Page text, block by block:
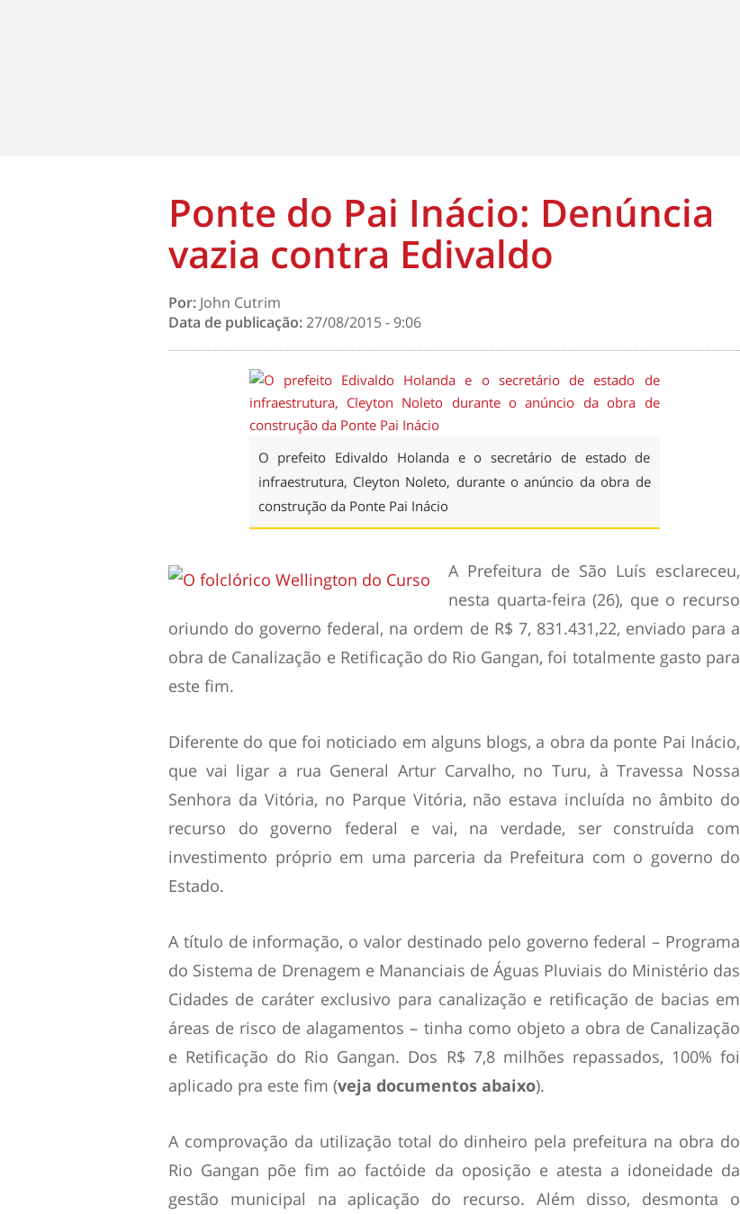
Ponte do Pai Inácio: Denúncia
vazia contra Edivaldo
Por: John Cutrim
Data de publicação:27/08/2015 - 9:06
O prefeito Edivaldo Holanda e o secretário de estado de
infraestrutura, Cleyton Noleto, durante o anúncio da obra de
construção da Ponte Pai Inácio
A Prefeitura de São Luís esclareceu,
nesta quarta-feira (26), que o recurso
oriundo do governo federal, na ordem de R$ 7, 831.431,22, enviado para a
obra de Canalização e Retificação do Rio Gangan, foi totalmente gasto para
este fim.
Diferente do que foi noticiado em alguns blogs, a obra da ponte Pai Inácio,
que vai ligar a rua General Artur Carvalho, no Turu, à Travessa Nossa
Senhora da Vitória, no Parque Vitória, não estava incluída no âmbito do
recurso do governo federal e vai, na verdade, ser construída com
investimento próprio em uma parceria da Prefeitura com o governo do
Estado.
A título de informação, o valor destinado pelo governo federal – Programa
do Sistema de Drenagem e Mananciais de Águas Pluviais do Ministério das
Cidades de caráter exclusivo para canalização e retificação de bacias em
áreas de risco de alagamentos – tinha como objeto a obra de Canalização
e Retificação do Rio Gangan. Dos R$ 7,8 milhões repassados, 100% foi
aplicado pra este fim (veja documentos abaixo).
A comprovação da utilização total do dinheiro pela prefeitura na obra do
Rio Gangan põe fim ao factóide da oposição e atesta a idoneidade da
gestão municipal na aplicação do recurso. Além disso, desmonta o